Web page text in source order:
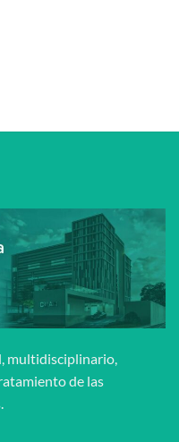
multidisciplinario,
de las